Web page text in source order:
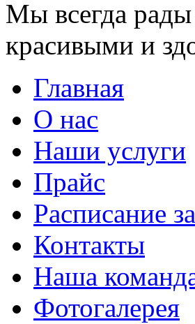
Мы всегда рады
красивыми и
Главная
О нас
Наши услуги
Прайс
Расписание
Контакты
Наша
Фотогалерея